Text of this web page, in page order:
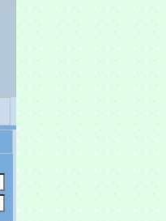
- A Kreatív